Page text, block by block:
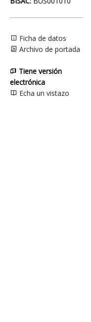
Ficha de datos
Archivo de portada
Tiene versión
electrónica
Echa un vistazo